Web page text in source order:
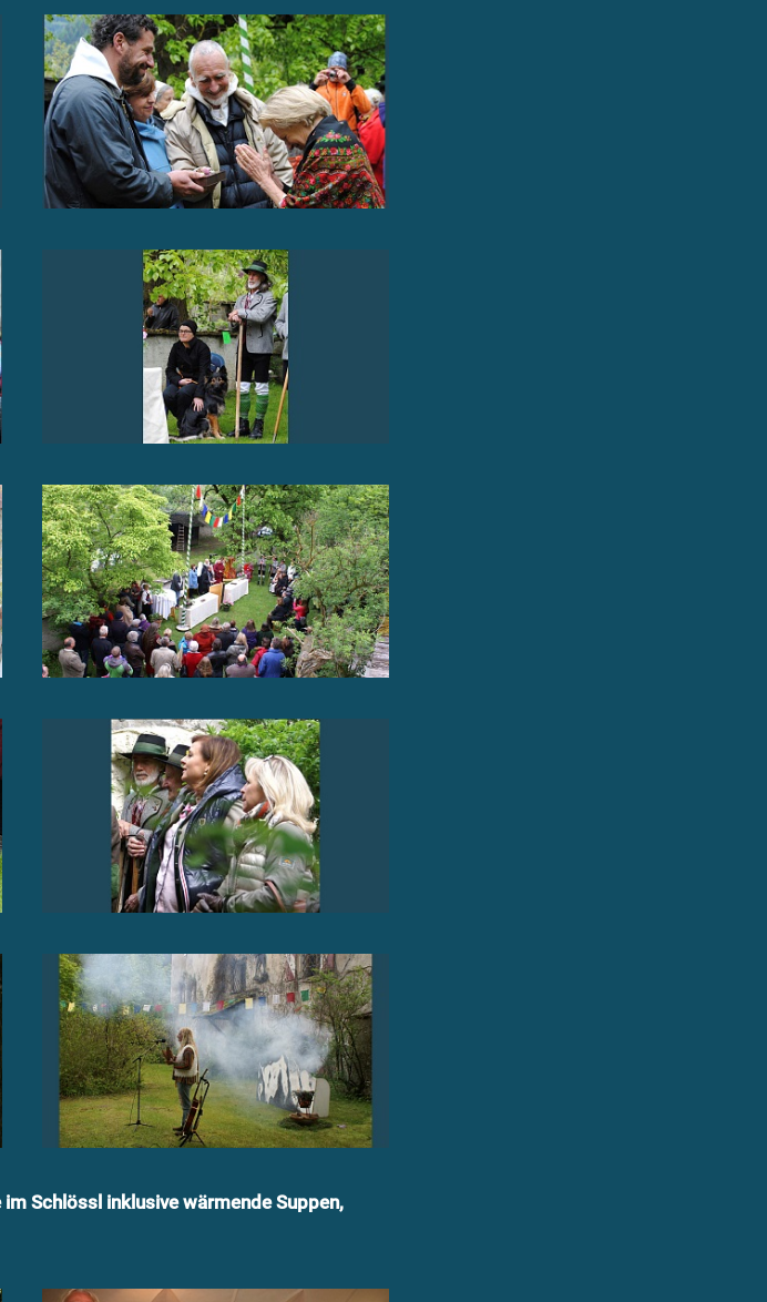
Schlössl inklusive wärmende Suppen,